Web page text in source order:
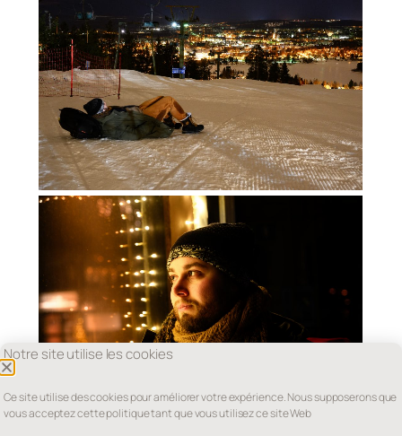
Notre site utilise les cookies
Ce site utilise des cookies pour améliorer votre expérience. Nous supposerons que
vous acceptez cette politique tant que vous utilisez ce site Web